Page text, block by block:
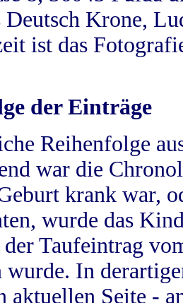
Krone,
ist das
der Einträge
Reihenfolge
war die
krank war,
wurde das
der Taufeintrag
wurde. In
aktuellen Seite -